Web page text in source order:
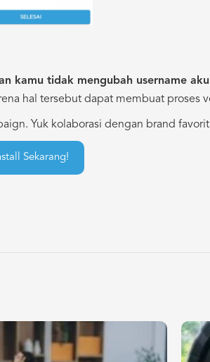
kamu tidak mengubah username
hal tersebut dapat membuat proses
Yuk kolaborasi dengan brand
Sekarang!